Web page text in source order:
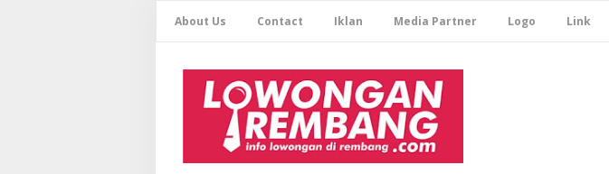
About Us Contact Iklan Media Partner Logo Link